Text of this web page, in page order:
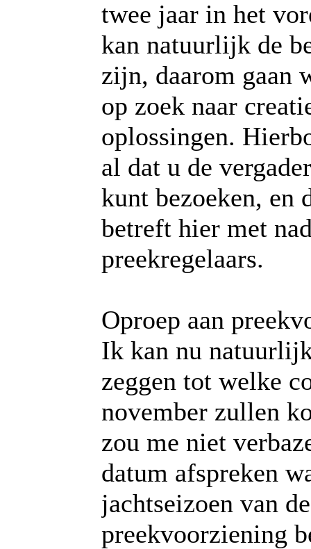
twee jaar in het
kan natuurlijk de
zijn, daarom gaan
op zoek naar
oplossingen.
al dat u de
kunt bezoeken, en
betreft hier met
preekregelaars.
Oproep aan
Ik kan nu
zeggen tot welke
november zullen
zou me niet
datum afspreken
jachtseizoen van de
preekvoorziening